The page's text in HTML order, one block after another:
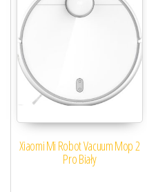
Xiaomi Mi Robot Vacuum Mop 2
Pro Biały